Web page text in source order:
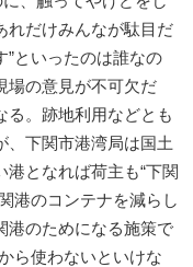
れだけみんなが駄目だ
”といったのは誰なの
場の意見が不可欠だ
る。跡地利用などとも
、下関市港湾局は国土
となれば荷主も“下関
港のコンテナを減らし
港のためになる施策で
ら使わないといけな